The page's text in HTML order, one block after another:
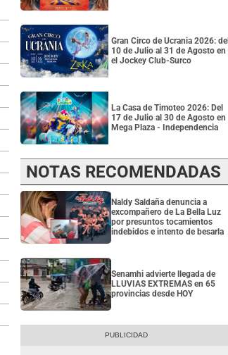
Gran Circo de Ucrania 2026: del
10 de Julio al 31 de Agosto en
el Jockey Club-Surco
La Casa de Timoteo 2026: Del
17 de Julio al 30 de Agosto en
Mega Plaza - Independencia
NOTAS RECOMENDADAS
Naldy Saldaña denuncia a
excompañero de La Bella Luz
por presuntos tocamientos
indebidos e intento de besarla
Senamhi advierte llegada de
LLUVIAS EXTREMAS en 65
provincias desde HOY